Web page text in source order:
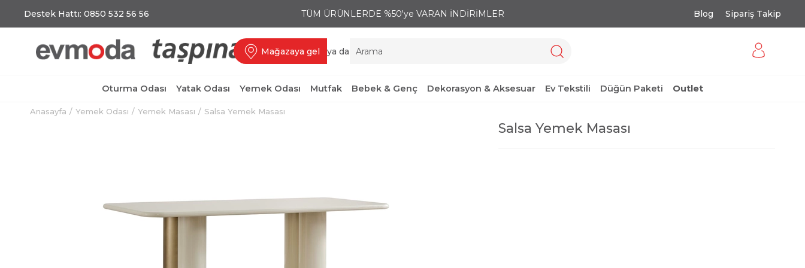
Destek Hattı: 0850 532 56 56 TÜM ÜRÜNLERDE %50'ye VARAN İNDİRİMLER Blog Sipariş Takip
Mağazaya gel ya da
Oturma Odası Yatak Odası Yemek Odası Mutfak Bebek & Genç Dekorasyon & Aksesuar Ev Tekstili Düğün Paketi Outlet
Anasayfa Yemek Odası Yemek Masası Salsa Yemek Masası
Salsa Yemek Masası